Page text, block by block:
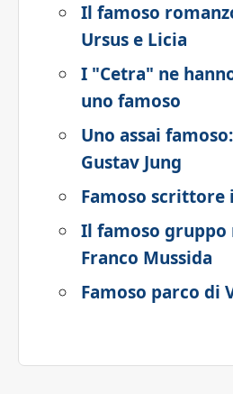
Il famoso
Ursus e Licia
I "Cetra" ne
uno famoso
Uno assai
Gustav Jung
Famoso scrittore
Il famoso gruppo
Franco Mussida
Famoso parco di